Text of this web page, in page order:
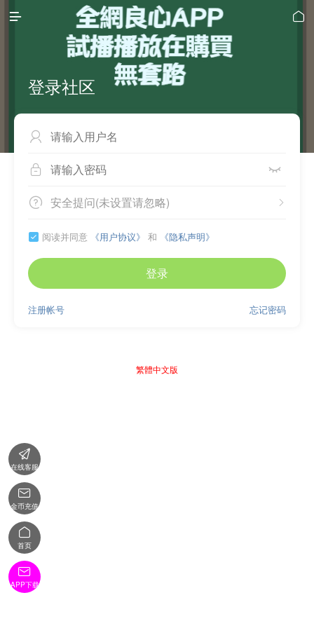
 
登录社区

 
 
安全提问(未设置请忽略)
 阅读并同意 《用户协议》 和 《隐私声明》
登录
忘记密码
注册帐号
繁體中文版

在线客服

金币充值

首页

APP下载